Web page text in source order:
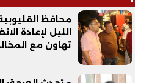
محافظ
الليل لإعادة
تهاون مع